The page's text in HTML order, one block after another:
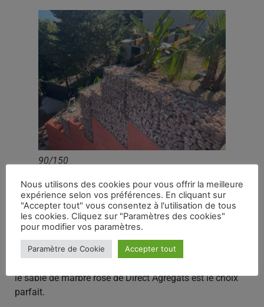
90/150
Le Sable de Marbre Rose
Le sable de marbre roseest un excellent matériau pour
la construction et les aménagements extérieurs. Sa
couleur distinctive ajoute une touche unique à vos
créations. Que vous ayez besoin de sable pour une
le sable de marbre rose de Direct Agrégats est le choix
parfait.
Nous utilisons des cookies pour vous offrir la meilleure
expérience selon vos préférences. En cliquant sur
"Accepter tout" vous consentez à l'utilisation de tous
les cookies. Cliquez sur "Paramètres des cookies"
pour modifier vos paramètres.
Paramètre de Cookie Accepter tout